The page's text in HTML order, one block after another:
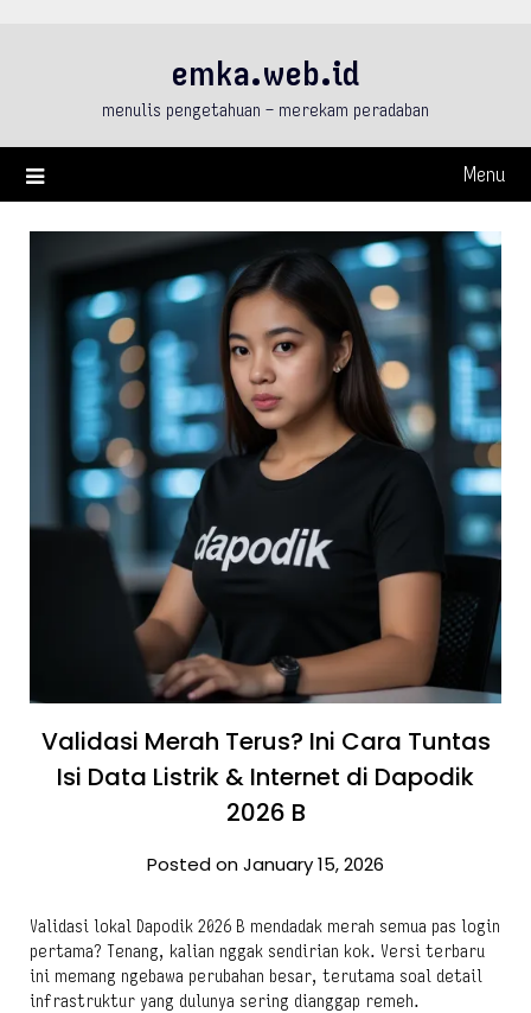
emka.web.id
menulis pengetahuan – merekam peradaban
Menu
Validasi Merah Terus? Ini Cara Tuntas
Isi Data Listrik & Internet di Dapodik
2026 B
Posted on January 15, 2026
Validasi lokal Dapodik 2026 B mendadak merah semua pas login
pertama? Tenang, kalian nggak sendirian kok. Versi terbaru
ini memang ngebawa perubahan besar, terutama soal detail
infrastruktur yang dulunya sering dianggap remeh.